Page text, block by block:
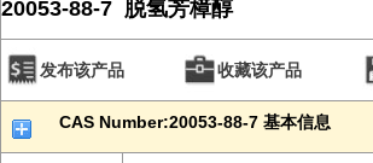
20053-88-7 脱氢芳樟醇
发布该产品 收藏该产品
CAS Number:20053-88-7 基本信息